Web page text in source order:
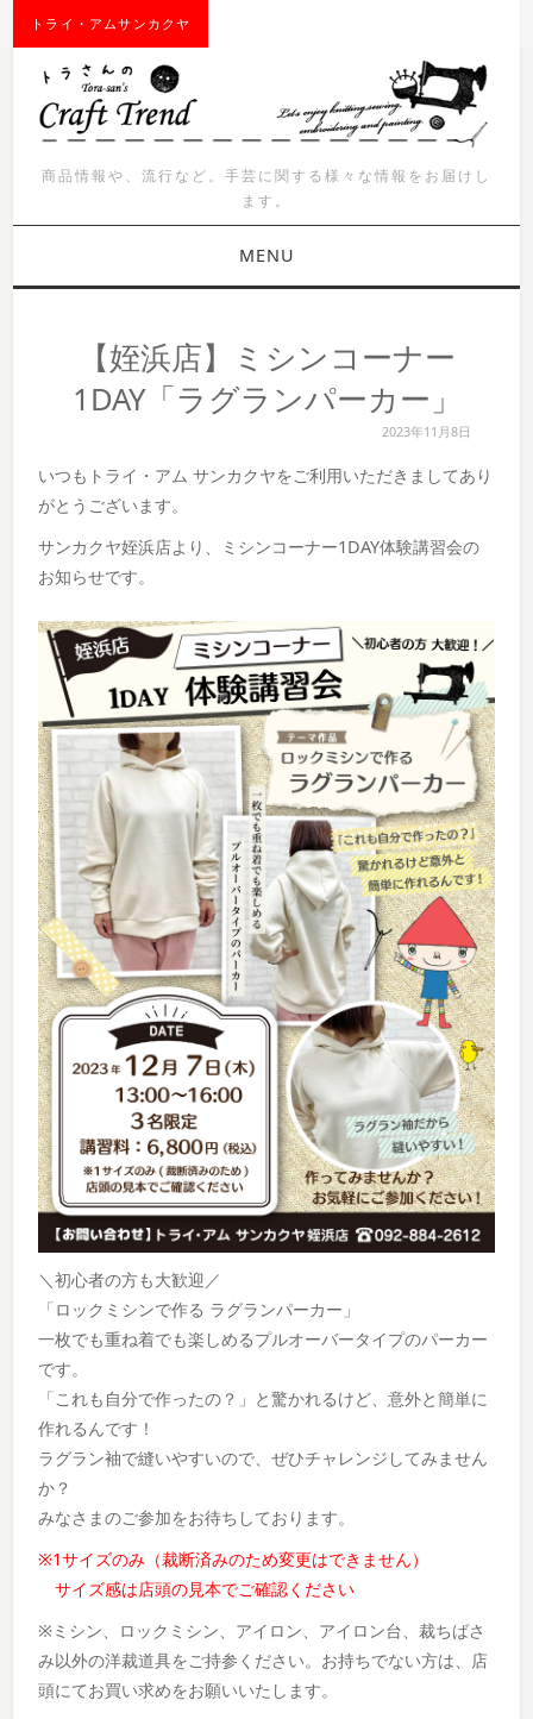
トライ・アムサンカクヤ
商品情報や、流行など。手芸に関する様々な情報をお届けし
ます。
MENU
商品紹介
ワークショップ
【姪浜店】ミシンコーナー
1DAY「ラグランパーカー」
2023年11月8日
いつもトライ・アム サンカクヤをご利用いただきましてあり
がとうございます。
サンカクヤ姪浜店より、ミシンコーナー1DAY体験講習会の
お知らせです。
＼初心者の方も大歓迎／
「ロックミシンで作る ラグランパーカー」
一枚でも重ね着でも楽しめるプルオーバータイプのパーカー
です。
「これも自分で作ったの？」と驚かれるけど、意外と簡単に
作れるんです！
ラグラン袖で縫いやすいので、ぜひチャレンジしてみません
か？
みなさまのご参加をお待ちしております。
※1サイズのみ（裁断済みのため変更はできません）
サイズ感は店頭の見本でご確認ください
※ミシン、ロックミシン、アイロン、アイロン台、裁ちばさ
み以外の洋裁道具をご持参ください。お持ちでない方は、店
頭にてお買い求めをお願いいたします。